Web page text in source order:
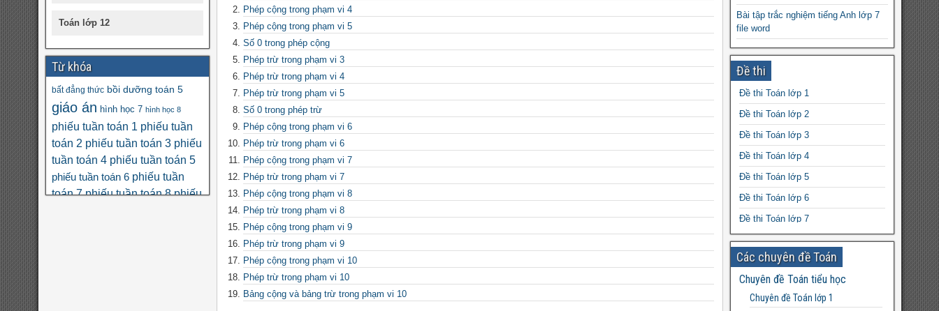
Phép cộng trong phạm vi 4
Phép cộng trong phạm vi 5
Số 0 trong phép cộng
Phép trừ trong phạm vi 3
Phép trừ trong phạm vi 4
Phép trừ trong phạm vi 5
Số 0 trong phép trừ
Phép cộng trong phạm vi 6
Phép trừ trong phạm vi 6
Phép cộng trong phạm vi 7
Phép trừ trong phạm vi 7
Phép cộng trong phạm vi 8
Phép trừ trong phạm vi 8
Phép cộng trong phạm vi 9
Phép trừ trong phạm vi 9
Phép cộng trong phạm vi 10
Phép trừ trong phạm vi 10
Bảng cộng và bảng trừ trong phạm vi 10
Toán lớp 12
Từ khóa
bất đẳng thức bồi dưỡng toán 5
giáo án hình học 7 hình học 8
phiếu tuần toán 1 phiếu tuần
toán 2 phiếu tuần toán 3 phiếu
tuần toán 4 phiếu tuần toán 5
phiếu tuần toán 6 phiếu tuần
toán 7 phiếu tuần toán 8 phiếu
Bài tập trắc nghiệm tiếng Anh lớp 7
file word
Áp suất là gì? Đơn vị của áp suất,
Công thức tính áp suất
Giải chi tiết 100 đề thi HSG tỉnh môn
Toán lớp 10, 11,12
Phương pháp giáo dục Reggio Emilia
Đề thi HSG Lịch sử 9 huyện Nghi
Lộc, Nghệ An 2022-2023
80 đề luyện thi vào 10 môn tiếng Anh
file word
Tuxera NTFS 2021 bản quyền update
thoải mái
Đề thi
Đề thi Toán lớp 1
Đề thi Toán lớp 2
Đề thi Toán lớp 3
Đề thi Toán lớp 4
Đề thi Toán lớp 5
Đề thi Toán lớp 6
Đề thi Toán lớp 7
Đề thi Toán lớp 8
Đề thi Toán lớp 9
Đề thi Toán lớp 10
Đề thi Toán lớp 11
Các chuyên đề Toán
Chuyên đề Toán tiểu học
Chuyên đề Toán lớp 1